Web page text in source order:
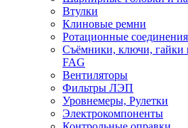
Втулки
Клиновые ремни
Ротационные соединения
Съёмники, ключи, гайки
FAG
Вентиляторы
Фильтры ЛЭП
Уровнемеры, Рулетки
Электрокомпоненты